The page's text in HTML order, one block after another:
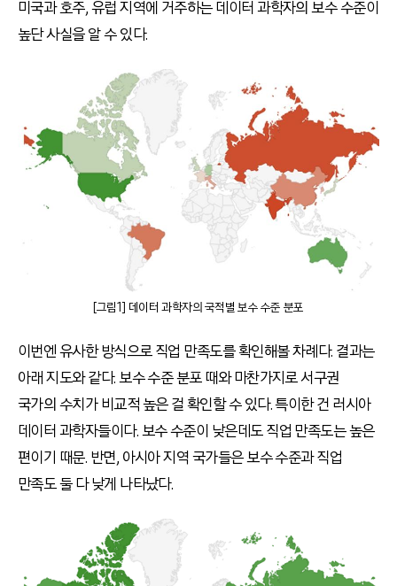
미국과 호주, 유럽 지역에 거주하는 데이터 과학자의 보수 수준이
높단 사실을 알 수 있다.
[그림1] 데이터 과학자의 국적별 보수 수준 분포
이번엔 유사한 방식으로 직업 만족도를 확인해볼 차례다. 결과는
아래 지도와 같다. 보수 수준 분포 때와 마찬가지로 서구권
국가의 수치가 비교적 높은 걸 확인할 수 있다. 특이한 건 러시아
데이터 과학자들이다. 보수 수준이 낮은데도 직업 만족도는 높은
편이기 때문. 반면, 아시아 지역 국가들은 보수 수준과 직업
만족도 둘 다 낮게 나타났다.